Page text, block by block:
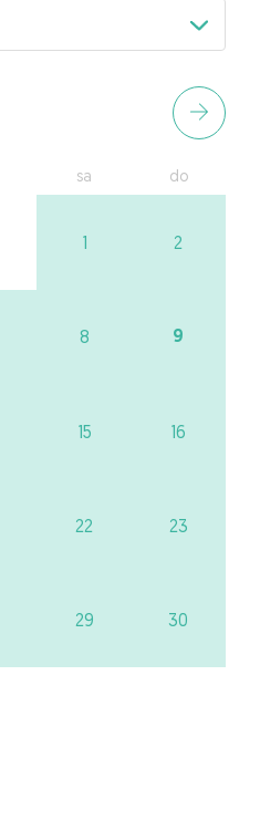
sa do
1 2
8 9
15 16
22 23
29 30